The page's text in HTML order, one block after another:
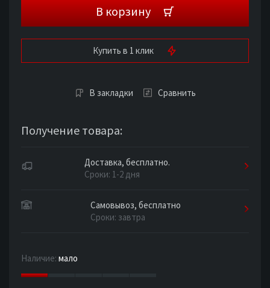
В корзину
Купить в 1 клик
В закладки Сравнить
Получение товара:
Доставка, бесплатно.
Сроки: 1-2 дня
Самовывоз, бесплатно
Сроки: завтра
Наличие: мало